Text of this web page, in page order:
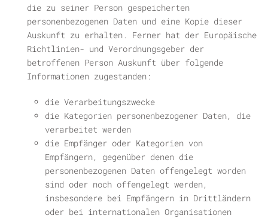
die zu seiner Person gespeicherten
personenbezogenen Daten und eine Kopie dieser
Auskunft zu erhalten. Ferner hat der Europäische
Richtlinien- und Verordnungsgeber der
betroffenen Person Auskunft über folgende
Informationen zugestanden:
die Verarbeitungszwecke
die Kategorien personenbezogener Daten, die
verarbeitet werden
die Empfänger oder Kategorien von
Empfängern, gegenüber denen die
personenbezogenen Daten offengelegt worden
sind oder noch offengelegt werden,
insbesondere bei Empfängern in Drittländern
oder bei internationalen Organisationen